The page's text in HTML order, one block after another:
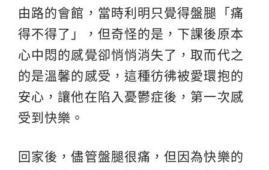
由路的會館，當時利明只覺得盤腿「痛
得不得了」，但奇怪的是，下課後原本
心中悶的感覺卻悄悄消失了，取而代之
的是溫馨的感受，這種彷彿被愛環抱的
安心，讓他在陷入憂鬱症後，第一次感
受到快樂。
回家後，儘管盤腿很痛，但因為快樂的